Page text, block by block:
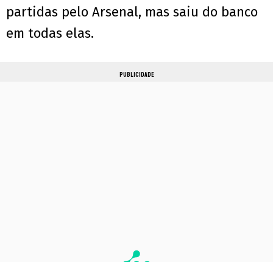
partidas pelo Arsenal, mas saiu do banco
em todas elas.
PUBLICIDADE